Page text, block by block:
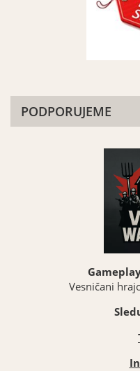
PODPORUJEME
Vesničani